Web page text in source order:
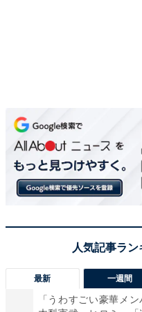
最新 一週間
「うわすごい豪華メン